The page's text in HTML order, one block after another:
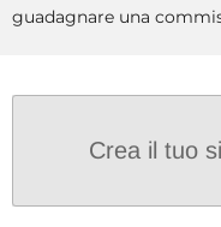
guadagnare una
Crea il tuo